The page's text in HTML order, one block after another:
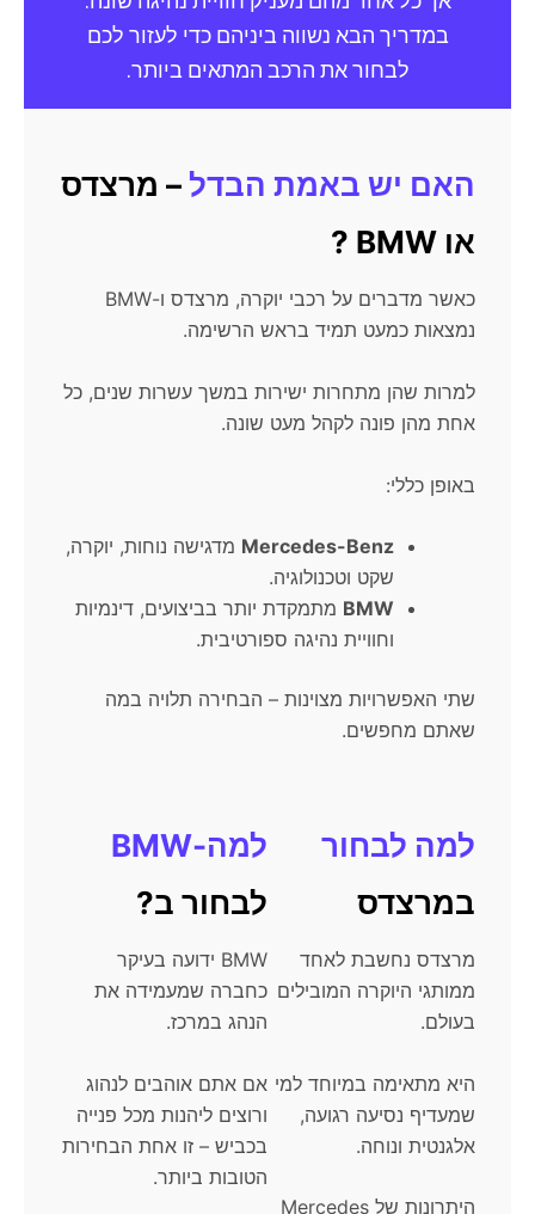
במדריך הבא נשווה ביניהם כדי לעזור לכם
לבחור את הרכב המתאים ביותר.
האם יש באמת הבדל – מרצדס
או BMW ?
כאשר מדברים על רכבי יוקרה, מרצדס ו-BMW
נמצאות כמעט תמיד בראש הרשימה.
למרות שהן מתחרות ישירות במשך עשרות שנים, כל
אחת מהן פונה לקהל מעט שונה.
באופן כללי:
Mercedes-Benz מדגישה נוחות, יוקרה,
שקט וטכנולוגיה.
BMW מתמקדת יותר בביצועים, דינמיות
וחוויית נהיגה ספורטיבית.
שתי האפשרויות מצוינות – הבחירה תלויה במה
שאתם מחפשים.
למה לבחור
במרצדס
מרצדס נחשבת לאחד
ממותגי היוקרה המובילים
בעולם.
היא מתאימה במיוחד למי
שמעדיף נסיעה רגועה,
אלגנטית ונוחה.
היתרונות של Mercedes
למה-BMW
לבחור ב?
BMW ידועה בעיקר
כחברה שמעמידה את
הנהג במרכז.
אם אתם אוהבים לנהוג
ורוצים ליהנות מכל פנייה
בכביש – זו אחת הבחירות
הטובות ביותר.